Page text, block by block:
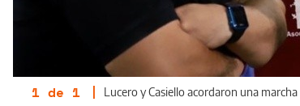
1 de 1 | Lucero y Casiello acordaron una